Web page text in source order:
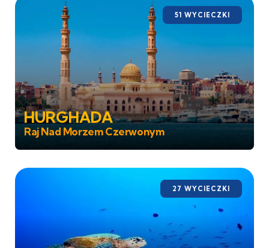
51 WYCIECZKI
HURGHADA
Raj Nad Morzem Czerwonym
27 WYCIECZKI